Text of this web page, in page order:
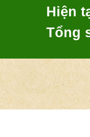
Hiện
Tổng